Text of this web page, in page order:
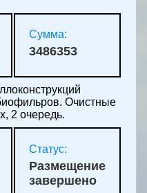
Сумма:
3486353
Очистные
2 очередь.
Статус:
Размещение
завершено